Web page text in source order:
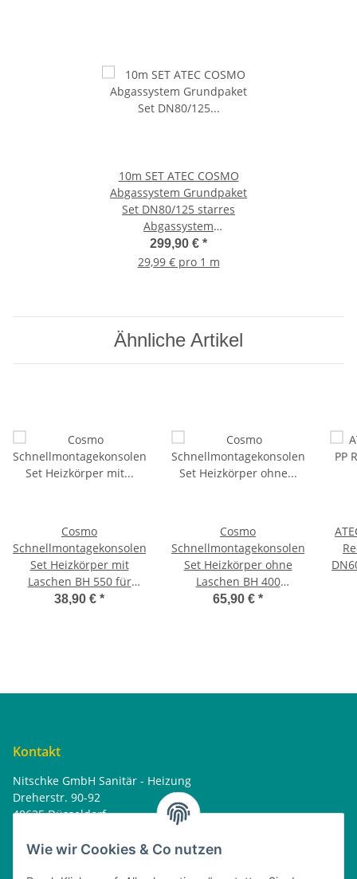
Wie wir Cookies & Co nutzen
10m SET ATEC COSMO
Abgassystem Grundpaket
Set DN80/125 starres
Abgassystem
raumluftunabhängig
299,90 € *
29,99 € pro 1 m
Ähnliche Artikel
Cosmo
Schnellmontagekonsolen
Set Heizkörper mit
Laschen BH 550 für
Kermi 4 Sets
38,90 € *
Cosmo
Schnellmontagekonsolen
Set Heizkörper ohne
Laschen BH 400
universal 8 Sets
65,90 € *
Kontakt
Nitschke GmbH Sanitär - Heizung
Dreherstr. 90-92
40625 Düsseldorf
home@nitschkegmbh.de